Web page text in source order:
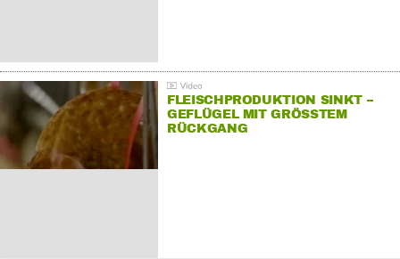
FLEISCHPRODUKTION SINKT –
GEFLÜGEL MIT GRÖSSTEM R
ÜCKGANG